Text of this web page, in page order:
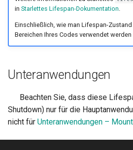
in Starlettes Lifespan-Dokumentation.
Einschließlich, wie man Lifespan-
Bereichen Ihres Codes verwendet werden
Unteranwendungen
🚨 Beachten Sie, dass diese
Shutdown) nur für die
nicht für Unteranwendungen –